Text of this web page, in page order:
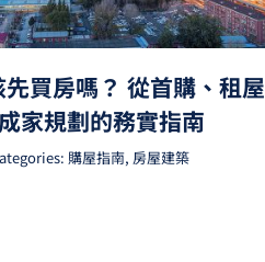
買房嗎？ 從首購、租屋
家規劃的務實指南
購屋指南, 房屋建築